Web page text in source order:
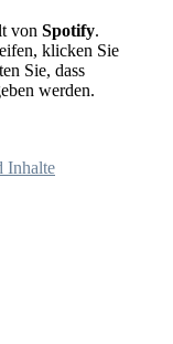
von Spotify.
klicken Sie
Sie, dass
werden.
Inhalte